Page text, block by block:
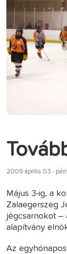
2009 április 03 -
Május 3-ig, a
Zalaegerszeg
jégcsarnokot –
alapítvány
Az